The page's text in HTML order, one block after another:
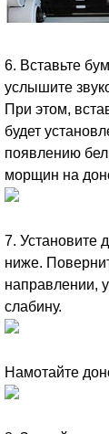
6. Вставьте
услышите
При этом,
будет
появлению
морщин на
7. Установите
ниже.
направлении,
слабину.
Намотайте